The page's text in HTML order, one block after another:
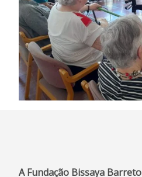
A Fundação Bissaya Barreto